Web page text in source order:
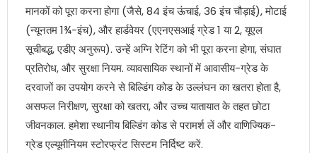
मानकों को पूरा करना होगा (जैसे, 84 इंच ऊंचाई, 36 इंच चौड़ाई), मोटाई
(न्यूनतम 1¾-इंच), और हार्डवेयर (एएनएसआई ग्रेड 1 या 2, यूएल
सूचीबद्ध, एडीए अनुरूप). उन्हें अग्नि रेटिंग को भी पूरा करना होगा, संघात
प्रतिरोध, और सुरक्षा नियम. व्यावसायिक स्थानों में आवासीय-ग्रेड के
दरवाजों का उपयोग करने से बिल्डिंग कोड के उल्लंघन का खतरा होता है,
असफल निरीक्षण, सुरक्षा को खतरा, और उच्च यातायात के तहत छोटा
जीवनकाल. हमेशा स्थानीय बिल्डिंग कोड से परामर्श लें और वाणिज्यिक-
ग्रेड एल्यूमीनियम स्टोरफ्रंट सिस्टम निर्दिष्ट करें.